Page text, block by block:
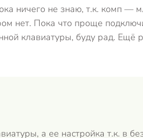
ничего не знаю, т.к. комп —
нет. Пока что проще
клавиатуры, буду рад. Ещё
а ее настройка т.к. в